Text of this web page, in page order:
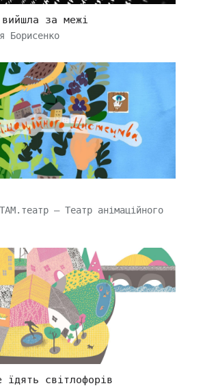
за межі
Борисенко
– Театр анімаційного
їдять світлофорів